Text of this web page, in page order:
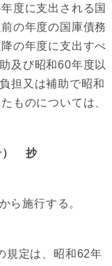
度に支出される国
の年度の国庫債務
の年度に支出すべ
及び昭和60年度以
担又は補助で昭和
ものについては、
） 抄
ら施行する。
規定は、昭和62年